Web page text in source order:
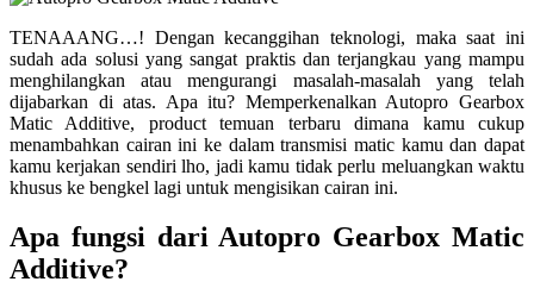
TENAAANG…! Dengan kecanggihan teknologi, maka saat ini
sudah ada solusi yang sangat praktis dan terjangkau yang mampu
menghilangkan atau mengurangi masalah-masalah yang telah
dijabarkan di atas. Apa itu? Memperkenalkan Autopro Gearbox
Matic Additive, product temuan terbaru dimana kamu cukup
menambahkan cairan ini ke dalam transmisi matic kamu dan dapat
kamu kerjakan sendiri lho, jadi kamu tidak perlu meluangkan waktu
khusus ke bengkel lagi untuk mengisikan cairan ini.
Apa fungsi dari Autopro Gearbox Matic
Additive?